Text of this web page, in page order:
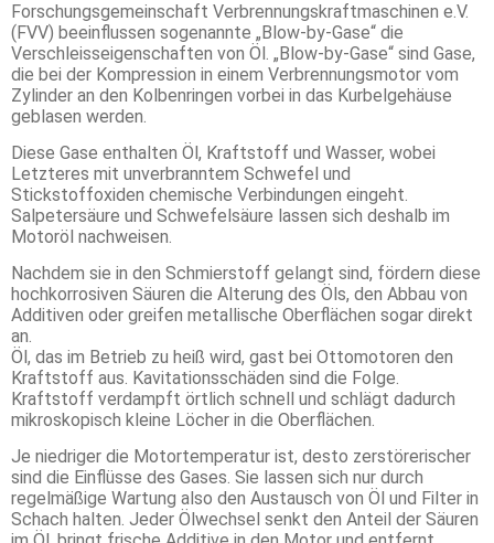
Forschungsgemeinschaft Verbrennungskraftmaschinen e.V.
(FVV) beeinflussen sogenannte „Blow-by-Gase“ die
Verschleisseigenschaften von Öl. „Blow-by-Gase“ sind Gase,
die bei der Kompression in einem Verbrennungsmotor vom
Zylinder an den Kolbenringen vorbei in das Kurbelgehäuse
geblasen werden.
Diese Gase enthalten Öl, Kraftstoff und Wasser, wobei
Letzteres mit unverbranntem Schwefel und
Stickstoffoxiden chemische Verbindungen eingeht.
Salpetersäure und Schwefelsäure lassen sich deshalb im
Motoröl nachweisen.
Nachdem sie in den Schmierstoff gelangt sind, fördern diese
hochkorrosiven Säuren die Alterung des Öls, den Abbau von
Additiven oder greifen metallische Oberflächen sogar direkt
an.
Öl, das im Betrieb zu heiß wird, gast bei Ottomotoren den
Kraftstoff aus. Kavitationsschäden sind die Folge.
Kraftstoff verdampft örtlich schnell und schlägt dadurch
mikroskopisch kleine Löcher in die Oberflächen.
Je niedriger die Motortemperatur ist, desto zerstörerischer
sind die Einflüsse des Gases. Sie lassen sich nur durch
regelmäßige Wartung also den Austausch von Öl und Filter in
Schach halten. Jeder Ölwechsel senkt den Anteil der Säuren